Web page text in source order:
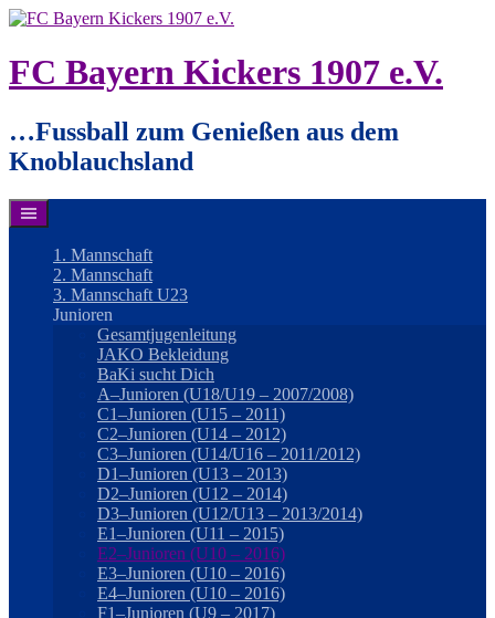
Springe
Inhalt
FC Bayern Kickers 1907 e.V.
…Fussball zum Genießen aus dem
Knoblauchsland
1. Mannschaft
2. Mannschaft
3. Mannschaft U23
Junioren
Gesamtjugenleitung
JAKO Bekleidung
BaKi sucht Dich
A–Junioren (U18/U19 – 2007/2008)
C1–Junioren (U15 – 2011)
C2–Junioren (U14 – 2012)
C3–Junioren (U14/U16 – 2011/2012)
D1–Junioren (U13 – 2013)
D2–Junioren (U12 – 2014)
D3–Junioren (U12/U13 – 2013/2014)
E1–Junioren (U11 – 2015)
E2–Junioren (U10 – 2016)
E3–Junioren (U10 – 2016)
E4–Junioren (U10 – 2016)
F1–Junioren (U9 – 2017)